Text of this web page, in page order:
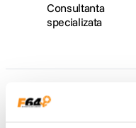
Consultanta
specializata